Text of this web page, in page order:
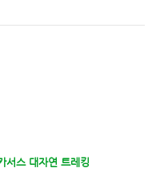
서스 대자연 트레킹